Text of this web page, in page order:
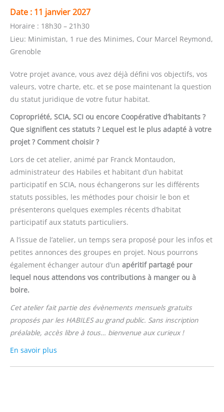
Date : 11 janvier 2027
Horaire : 18h30 – 21h30
Lieu: Minimistan, 1 rue des Minimes, Cour Marcel Reymond,
Grenoble
Votre projet avance, vous avez déjà défini vos objectifs, vos
valeurs, votre charte, etc. et se pose maintenant la question
du statut juridique de votre futur habitat.
Copropriété, SCIA, SCI ou encore Coopérative d’habitants ?
Que signifient ces statuts ? Lequel est le plus adapté à votre
projet ? Comment choisir ?
Lors de cet atelier, animé par Franck Montaudon,
administrateur des Habiles et habitant d’un habitat
participatif en SCIA, nous échangerons sur les différents
statuts possibles, les méthodes pour choisir le bon et
présenterons quelques exemples récents d’habitat
participatif aux statuts particuliers.
A l’issue de l’atelier, un temps sera proposé pour les infos et
petites annonces des groupes en projet. Nous pourrons
également échanger autour d’un apéritif partagé pour
lequel nous attendons vos contributions à manger ou à
boire.
Cet atelier fait partie des évènements mensuels gratuits
proposés par les HABILES au grand public. Sans inscription
préalable, accès libre à tous… bienvenue aux curieux !
En savoir plus